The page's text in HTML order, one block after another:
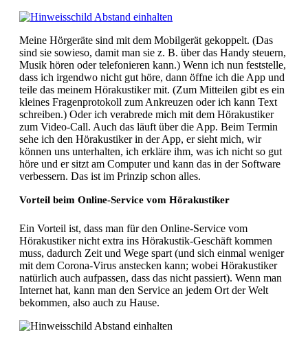
Meine Hörgeräte sind mit dem Mobilgerät gekoppelt. (Das
sind sie sowieso, damit man sie z. B. über das Handy steuern,
Musik hören oder telefonieren kann.) Wenn ich nun feststelle,
dass ich irgendwo nicht gut höre, dann öffne ich die App und
teile das meinem Hörakustiker mit. (Zum Mitteilen gibt es ein
kleines Fragenprotokoll zum Ankreuzen oder ich kann Text
schreiben.) Oder ich verabrede mich mit dem Hörakustiker
zum Video-Call. Auch das läuft über die App. Beim Termin
sehe ich den Hörakustiker in der App, er sieht mich, wir
können uns unterhalten, ich erkläre ihm, was ich nicht so gut
höre und er sitzt am Computer und kann das in der Software
verbessern. Das ist im Prinzip schon alles.
Vorteil beim Online-Service vom Hörakustiker
Ein Vorteil ist, dass man für den Online-Service vom
Hörakustiker nicht extra ins Hörakustik-Geschäft kommen
muss, dadurch Zeit und Wege spart (und sich einmal weniger
mit dem Corona-Virus anstecken kann; wobei Hörakustiker
natürlich auch aufpassen, dass das nicht passiert). Wenn man
Internet hat, kann man den Service an jedem Ort der Welt
bekommen, also auch zu Hause.